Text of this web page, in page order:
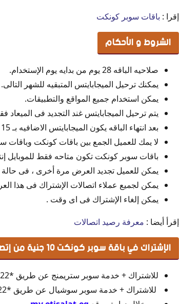
إقرا : باقات سوبر كونكت
الشروط و الأحكام
صلاحيه الباقه 28 يوم من بدايه يوم الإستخدام.
يمكنك ترحيل الميجابايتس المتبقيه للشهر التالى.
يمكن استخدام جميع المواقع والتطبيقات.
يتم ترحيل الميجابايتس غند التجديد فى الميعاد
بعد انتهاء الباقه يكون الميجابايتس الاضافيه بـ 15 قرش .
لا يمك للعميل الجمع بين باقات كونكت وباقات
باقات سوبر كونكت تكون متاحه فقط للموبايل
يمكن للعميل تجديد العرض مرة أخرى ، فى
يمكن لجميع عملاء اتصالات الإشتراك فى هذا
يمكن إلغاء الإشتراك فى اى وقت .
إقرأ أيضا : معرفة رصيد اتصالات
الإشتراك في باقة سوبر كونكت 10 جنية من إتصالات
للاشتراك + خدمة سوبر ستريمنج عن طريق *22*10*1#.
للاشتراك + خدمة سوبر سوشيال عن طريق *22*10*2#.